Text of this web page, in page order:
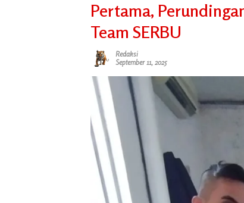
Pertama,
Team SERBU
Redaksi
September 11, 2025